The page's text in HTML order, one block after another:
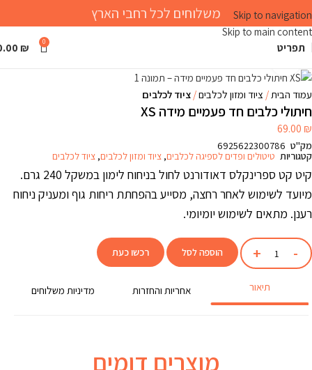
Skip to navigation
Skip to main content
משלוחים לכל רחבי הארץ
תפריט 0
₪
עמוד הבית ציוד ומזון לכלבים ציוד לכלבים
חיתולי כלבים חד פעמיים מידה XS
69.00 ₪
מק"ט 6925622300786
קטגוריות טיטולים ופדים לספיגה לכלבים, ציוד ומזון לכלבים, ציוד לכלבים
קיט קט ספרינקלס דאודורנט לחול בניחוח לימון במשקל 240 גרם.
מיועד לשימוש לאחר רחצה, מסייע בהפחתת ריחות גוף ומעניק ניחוח
רענן. מתאים לשימוש יומיומי.
הוספה לסל רכשו כעת
תיאור אחריות והחזרות מדיניות משלוחים
מוצרים דומים